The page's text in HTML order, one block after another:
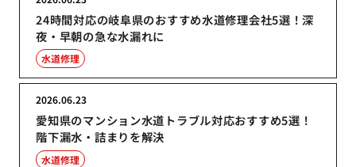
24時間対応の岐阜県のおすすめ水道修理会社5選！深
夜・早朝の急な水漏れに
水道修理
愛知県のマンション水道トラブル対応おすすめ5選！
階下漏水・詰まりを解決
2026.06.23
水道修理